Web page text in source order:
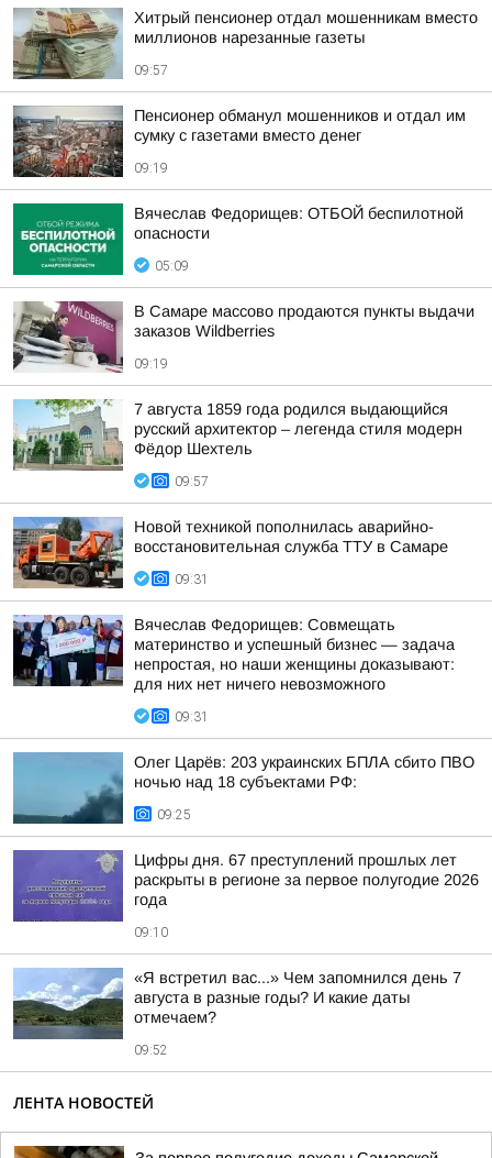
Хитрый пенсионер отдал мошенникам вместо
миллионов нарезанные газеты
09:57
Пенсионер обманул мошенников и отдал им
сумку с газетами вместо денег
09:19
Вячеслав Федорищев: ОТБОЙ беспилотной
опасности
05:09
В Самаре массово продаются пункты выдачи
заказов Wildberries
09:19
7 августа 1859 года родился выдающийся
русский архитектор – легенда стиля модерн
Фёдор Шехтель
09:57
Новой техникой пополнилась аварийно-
восстановительная служба ТТУ в Самаре
09:31
Вячеслав Федорищев: Совмещать
материнство и успешный бизнес — задача
непростая, но наши женщины доказывают:
для них нет ничего невозможного
09:31
Олег Царёв: 203 украинских БПЛА сбито ПВО
ночью над 18 субъектами РФ:
09:25
Цифры дня. 67 преступлений прошлых лет
раскрыты в регионе за первое полугодие 2026
года
09:10
«Я встретил вас...» Чем запомнился день 7
августа в разные годы? И какие даты
отмечаем?
09:52
ЛЕНТА НОВОСТЕЙ